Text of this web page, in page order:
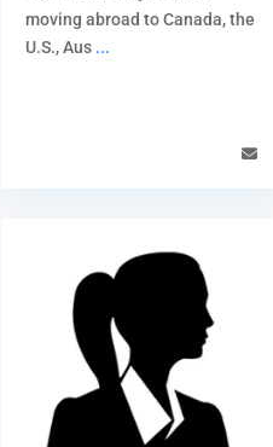
moving abroad to Canada, the
U.S., Aus ...